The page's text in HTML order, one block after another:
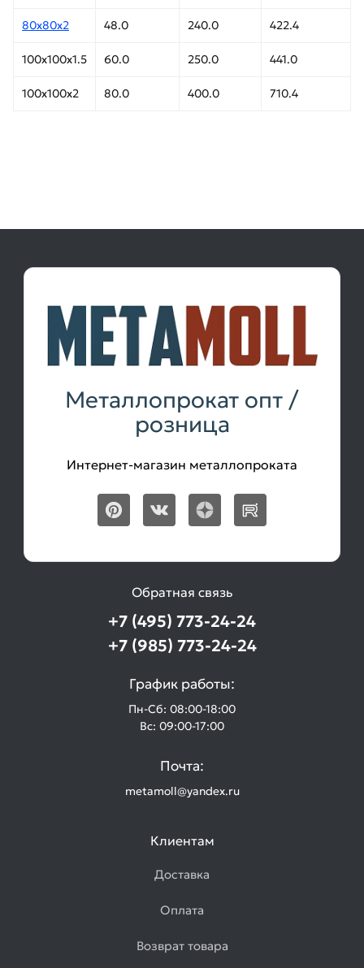
80х80х2 48.0 240.0 422.4
100х100х1.5 60.0 250.0 441.0
100х100х2 80.0 400.0 710.4
Металлопрокат опт /
розница
Интернет-магазин металлопроката
Обратная связь
+7 (495) 773-24-24
+7 (985) 773-24-24
График работы:
Пн-Сб: 08:00-18:00
Вс: 09:00-17:00
Почта:
metamoll@yandex.ru
Клиентам
Доставка
Оплата
Возврат товара